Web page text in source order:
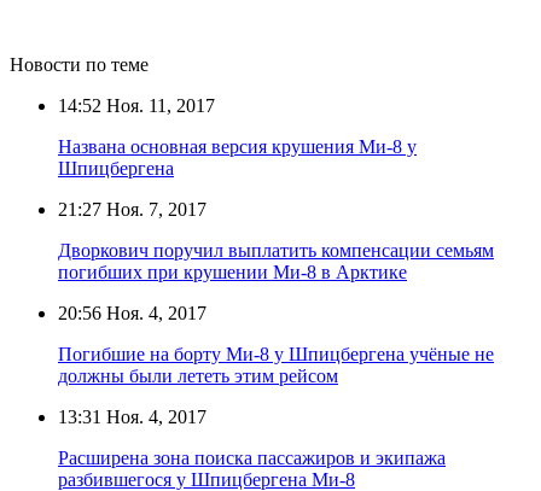
Новости по теме
14:52 Ноя. 11, 2017
Названа основная версия крушения Ми-8 у
Шпицбергена
21:27 Ноя. 7, 2017
Дворкович поручил выплатить компенсации семьям
погибших при крушении Ми-8 в Арктике
20:56 Ноя. 4, 2017
Погибшие на борту Ми-8 у Шпицбергена учёные не
должны были лететь этим рейсом
13:31 Ноя. 4, 2017
Расширена зона поиска пассажиров и экипажа
разбившегося у Шпицбергена Ми-8